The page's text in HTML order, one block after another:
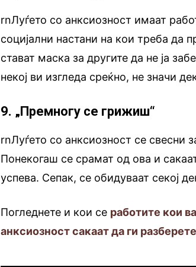
rnЛуѓето со анксиозност имаат
социјални настани на кои треба да
стават маска за другите да не ја
некој ви изгледа среќно, не значи
9. „Премногу се грижиш“
rnЛуѓето со анксиозност се свесни
Понекогаш се срамат од ова и
успева. Сепак, се обидуваат секој
Погледнете и кои се работите кои
анксиозност сакаат да ги разберете